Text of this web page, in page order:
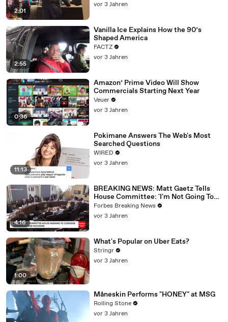
2:01
vor 3 Jahren
2:55
Vanilla Ice Explains How the 90’s
Shaped America
FACTZ
vor 3 Jahren
0:36
Amazon’ Prime Video Will Show
Commercials Starting Next Year
Veuer
vor 3 Jahren
11:13
Pokimane Answers The Web's Most
Searched Questions
WIRED
vor 3 Jahren
4:16
BREAKING NEWS: Matt Gaetz Tells
House Committee: 'I'm Not Going To
Vote For A Continuing Resolution'
Forbes Breaking News
vor 3 Jahren
1:00
What's Popular on Uber Eats?
Stringr
vor 3 Jahren
Måneskin Performs "HONEY" at MSG
Rolling Stone
vor 3 Jahren